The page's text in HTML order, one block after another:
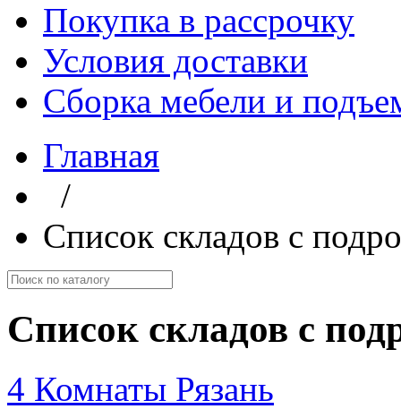
Покупка в рассрочку
Условия доставки
Сборка мебели и
Главная
/
Список складов с
Список складов с
4 Комнаты Рязань